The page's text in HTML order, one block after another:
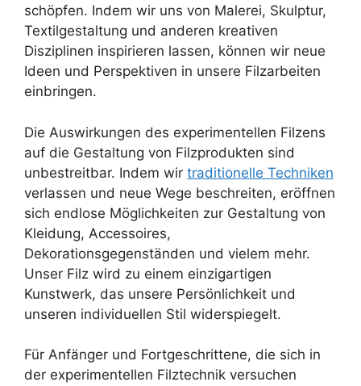
schöpfen. Indem wir uns von Malerei, Skulptur,
Textilgestaltung und anderen kreativen
Disziplinen inspirieren lassen, können wir neue
Ideen und Perspektiven in unsere Filzarbeiten
einbringen.
Die Auswirkungen des experimentellen Filzens
auf die Gestaltung von Filzprodukten sind
unbestreitbar. Indem wir traditionelle Techniken
verlassen und neue Wege beschreiten, eröffnen
sich endlose Möglichkeiten zur Gestaltung von
Kleidung, Accessoires,
Dekorationsgegenständen und vielem mehr.
Unser Filz wird zu einem einzigartigen
Kunstwerk, das unsere Persönlichkeit und
unseren individuellen Stil widerspiegelt.
Für Anfänger und Fortgeschrittene, die sich in
der experimentellen Filztechnik versuchen